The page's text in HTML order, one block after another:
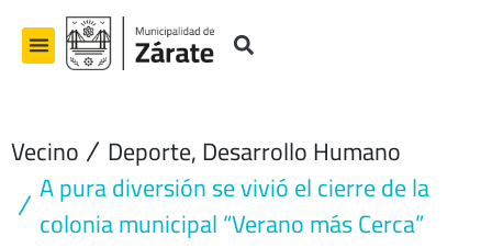
contenido
Vecino Deporte,Desarrollo Humano
A pura diversión se vivió el cierre de la
colonia municipal “Verano más Cerca”